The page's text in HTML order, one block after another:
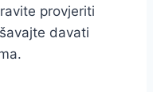
provjeriti
davati